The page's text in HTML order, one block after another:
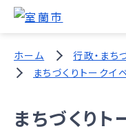
ホーム 行政・まち
まちづくりトークイ
まちづくり